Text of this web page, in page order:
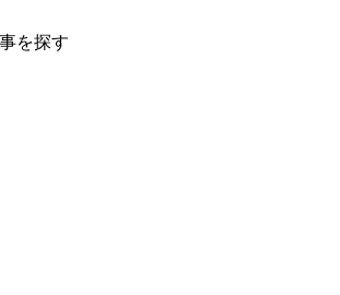
を探す